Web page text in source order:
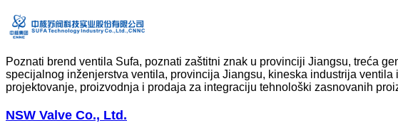
Poznati brend ventila Sufa, poznati zaštitni znak u provinciji Jiangsu, treća
specijalnog inženjerstva ventila, provincija Jiangsu, kineska industrija
projektovanje, proizvodnja i prodaja za integraciju tehnološki zasnovanih
NSW Valve Co., Ltd.